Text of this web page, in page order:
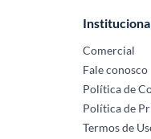
Comercial
Fale conosco
Política de
Política de
Termos de